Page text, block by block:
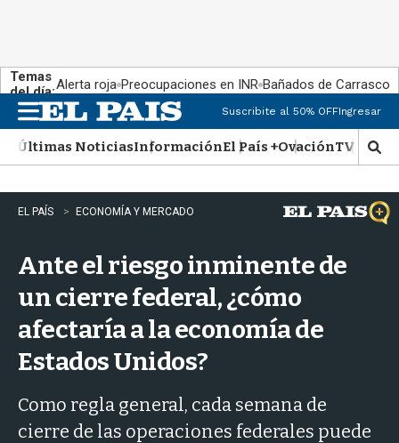
Temas
del día:Alerta roja Preocupaciones en INR Bañados de Carrasco
n
u
Suscribite al 50% OFFIngresar
Últimas NoticiasInformaciónEl País +OvaciónTV Show
M
o
s
t
r
EL PAÍS ECONOMÍA Y MERCADO
Ante el riesgo inminente de
un cierre federal, ¿cómo
afectaría a la economía de
Estados Unidos?
Como regla general, cada semana de
cierre de las operaciones federales puede